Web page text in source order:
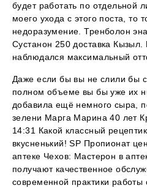
будет работать по отдельной
моего ухода с этого поста, то
недоразумение. Тренболон
Сустанон 250 доставка Кызыл.
наблюдался максимальный
Даже если бы вы не слили бы
полном объеме вы бы уже их
добавила ещё немного сыра,
зелени Марга Марина 40 лет
14:31 Какой классный
вкусненький! SP Пропионат
аптеке Чехов: Мастерон в
получают качественное
современной практики